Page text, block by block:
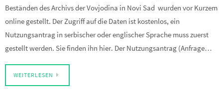
Beständen des Archivs der Vovjodina in Novi Sad wurden vor Kurzem
online gestellt. Der Zugriff auf die Daten ist kostenlos, ein
Nutzungsantrag in serbischer oder englischer Sprache muss zuerst
gestellt werden. Sie finden ihn hier. Der Nutzungsantrag (Anfrage…
WEITERLESEN